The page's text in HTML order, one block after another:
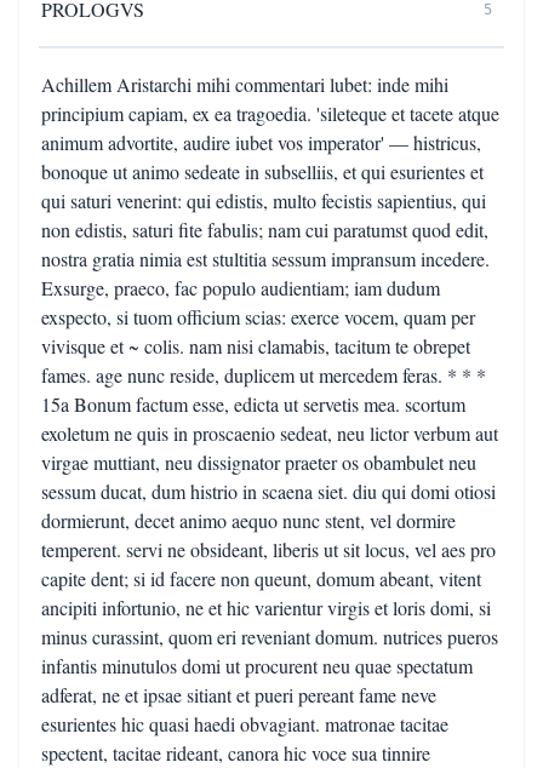
PROLOGVS 5
Achillem Aristarchi mihi commentari lubet: inde mihi
principium capiam, ex ea tragoedia. 'sileteque et tacete atque
animum advortite, audire iubet vos imperator' — histricus,
bonoque ut animo sedeate in subselliis, et qui esurientes et
qui saturi venerint: qui edistis, multo fecistis sapientius, qui
non edistis, saturi fite fabulis; nam cui paratumst quod edit,
nostra gratia nimia est stultitia sessum impransum incedere.
Exsurge, praeco, fac populo audientiam; iam dudum
exspecto, si tuom officium scias: exerce vocem, quam per
vivisque et ~ colis. nam nisi clamabis, tacitum te obrepet
fames. age nunc reside, duplicem ut mercedem feras. * * *
15a Bonum factum esse, edicta ut servetis mea. scortum
exoletum ne quis in proscaenio sedeat, neu lictor verbum aut
virgae muttiant, neu dissignator praeter os obambulet neu
sessum ducat, dum histrio in scaena siet. diu qui domi otiosi
dormierunt, decet animo aequo nunc stent, vel dormire
temperent. servi ne obsideant, liberis ut sit locus, vel aes pro
capite dent; si id facere non queunt, domum abeant, vitent
ancipiti infortunio, ne et hic varientur virgis et loris domi, si
minus curassint, quom eri reveniant domum. nutrices pueros
infantis minutulos domi ut procurent neu quae spectatum
adferat, ne et ipsae sitiant et pueri pereant fame neve
esurientes hic quasi haedi obvagiant. matronae tacitae
spectent, tacitae rideant, canora hic voce sua tinnire